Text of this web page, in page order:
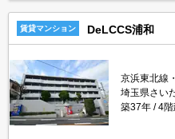
賃貸マンション DeLCCS浦和
京浜東北線
埼玉県さい
築37年
4階